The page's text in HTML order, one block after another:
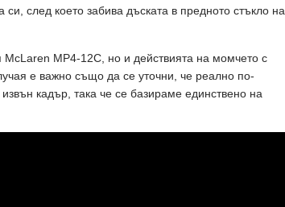
след което забива дъската в предното стъкло на
MP4-12C, но и действията на момчето с
е важно също да се уточни, че реално по-
кадър, така че се базираме единствено на